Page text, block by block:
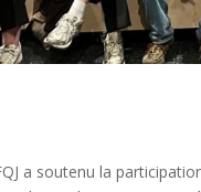
a soutenu la